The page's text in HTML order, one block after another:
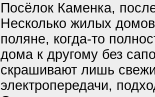
Посёлок Каменка,
Несколько жилых
поляне, когда-то
дома к другому без
скрашивают лишь
электропередачи,